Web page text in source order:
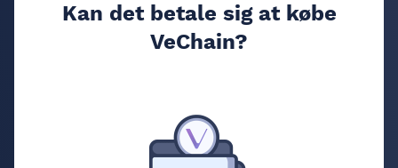
Kan det betale sig at købe
VeChain?